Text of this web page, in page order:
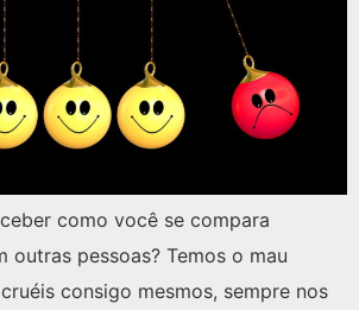
como você se compara
outras pessoas? Temos o mau
consigo mesmos, sempre nos